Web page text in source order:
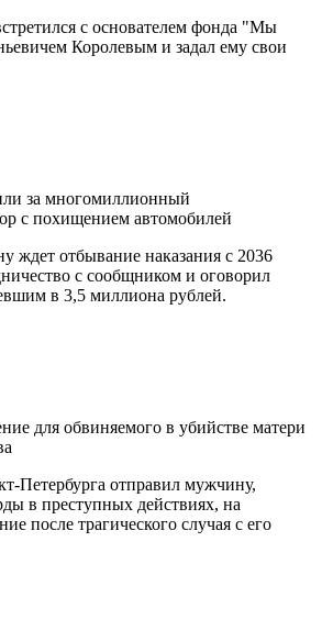
с основателем фонда "Мы
Королевым и задал ему свои
за многомиллионный
с похищением автомобилей
отбывание наказания с 2036
с сообщником и оговорил
в 3,5 миллиона рублей.
для обвиняемого в убийстве матери
Петербурга отправил мужчину,
в преступных действиях, на
после трагического случая с его